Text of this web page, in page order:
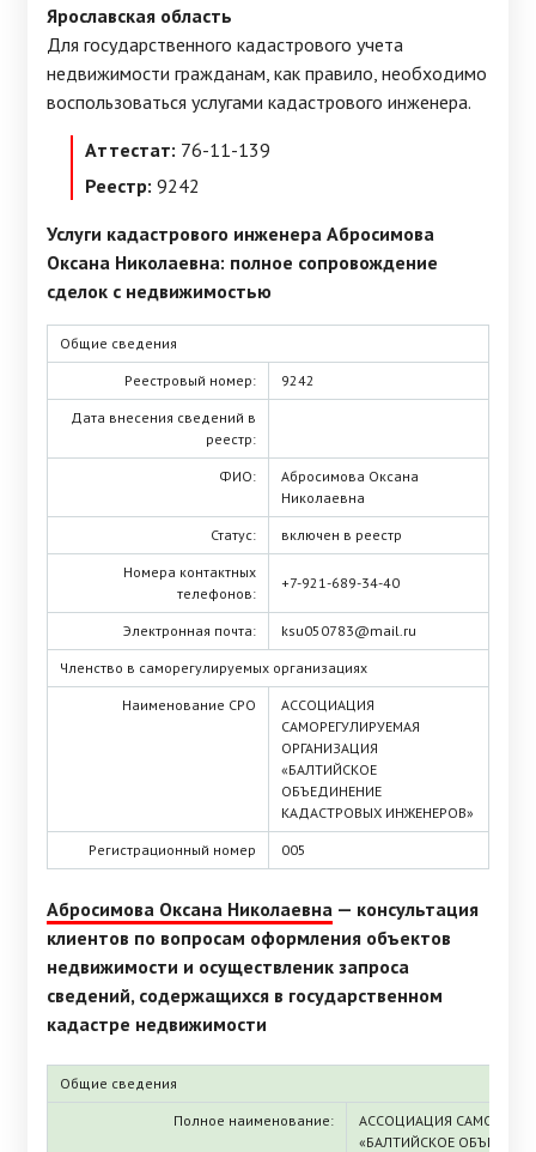
Ярославская область
Для государственного кадастрового учета
недвижимости гражданам, как правило, необходимо
воспользоваться услугами кадастрового инженера.
Аттестат: 76-11-139
Реестр: 9242
Услуги кадастрового инженера Абросимова
Оксана Николаевна: полное сопровождение
сделок с недвижимостью
Общие сведения
Реестровый номер: 9242
Дата внесения сведений в
реестр:
ФИО:
Абросимова Оксана
Николаевна
Статус: включен в реестр
Номера контактных
телефонов:
+7-921-689-34-40
Электронная почта: ksu050783@mail.ru
Членство в саморегулируемых организациях
Наименование СРО
АССОЦИАЦИЯ
САМОРЕГУЛИРУЕМАЯ
ОРГАНИЗАЦИЯ
«БАЛТИЙСКОЕ
ОБЪЕДИНЕНИЕ
КАДАСТРОВЫХ ИНЖЕНЕРОВ»
Регистрационный номер 005
Абросимова Оксана Николаевна — консультация
клиентов по вопросам оформления объектов
недвижимости и осуществленик запроса
сведений, содержащихся в государственном
кадастре недвижимости
Общие сведения
Полное наименование:
АССОЦИАЦИЯ
«БАЛТИЙСКОЕ